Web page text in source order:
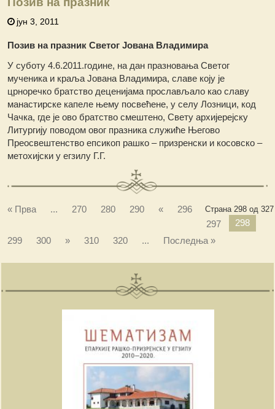
јун 3, 2011
Позив на празник Светог Јована Владимира
У суботу 4.6.2011.године, на дан празновања Светог
мученика и краља Јована Владимира, славе коју је
црноречко братство деценијама прослављало као славу
манастирске капеле њему посвећене, у селу Лозници, код
Чачка, где је ово братство смештено, Свету архијерејску
Литургију поводом овог празника служиће Његово
Преосвештенство епсикоп рашко – призренски и косовско –
метохијски у егзилу Г.Г.
Страна 298 од 327
« Прва ... 270 280 290 «
296
297
298
299
300 » 310 320 ... Последња »